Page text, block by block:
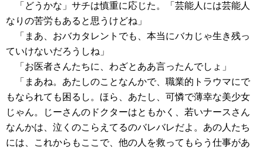
「どうかな」サチは慎重に応じた。「芸能人には芸能人
なりの苦労もあると思うけどね」
「まあ、おバカタレントでも、本当にバカじゃ生き残っ
ていけないだろうしね」
「お医者さんたちに、わざとああ言ったんでしょ」
「まあね。あたしのことなんかで、職業的トラウマにで
もなられても困るし。ほら、あたし、可憐で薄幸な美少女
じゃん。じーさんのドクターはともかく、若いナースさん
なんかは、泣くのこらえてるのバレバレだよ。あの人たち
には、これからもここで、他の人を救ってもらう仕事があ